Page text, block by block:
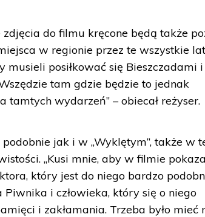
do filmu kręcone będą także
w regionie przez te wszystkie
musieli posiłkować się Bieszczadami i
tam gdzie będzie to jednak
wydarzeń” – obiecał reżyser.
jak i w „Wyklętym”, także w
„Kusi mnie, aby w filmie
który jest do niego bardzo
i człowieka, który się o niego
i zakłamania. Trzeba było mieć